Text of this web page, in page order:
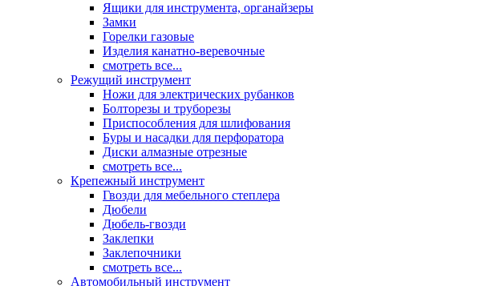
Ящики для инструмента, органайзеры
Замки
Горелки газовые
Изделия канатно-веревочные
смотреть все...
Режущий инструмент
Ножи для электрических рубанков
Болторезы и труборезы
Приспособления для шлифования
Буры и насадки для перфоратора
Диски алмазные отрезные
смотреть все...
Крепежный инструмент
Гвозди для мебельного степлера
Дюбели
Дюбель-гвозди
Заклепки
Заклепочники
смотреть все...
Автомобильный инструмент